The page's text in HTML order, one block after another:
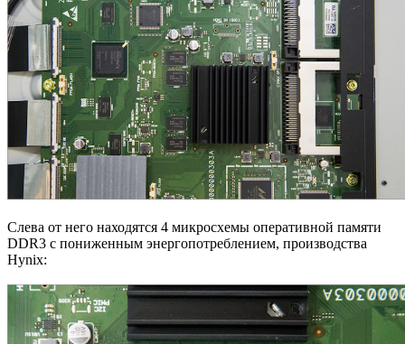
Слева от него находятся 4 микросхемы оперативной памяти
DDR3 с пониженным энергопотреблением, производства
Hynix: